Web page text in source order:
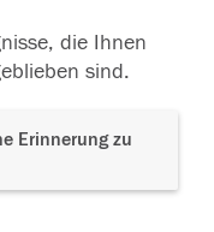
die Ihnen
sind.
Erinnerung zu